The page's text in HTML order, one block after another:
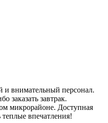
внимательный персонал.
заказать завтрак.
микрорайоне. Доступная
теплые впечатления!